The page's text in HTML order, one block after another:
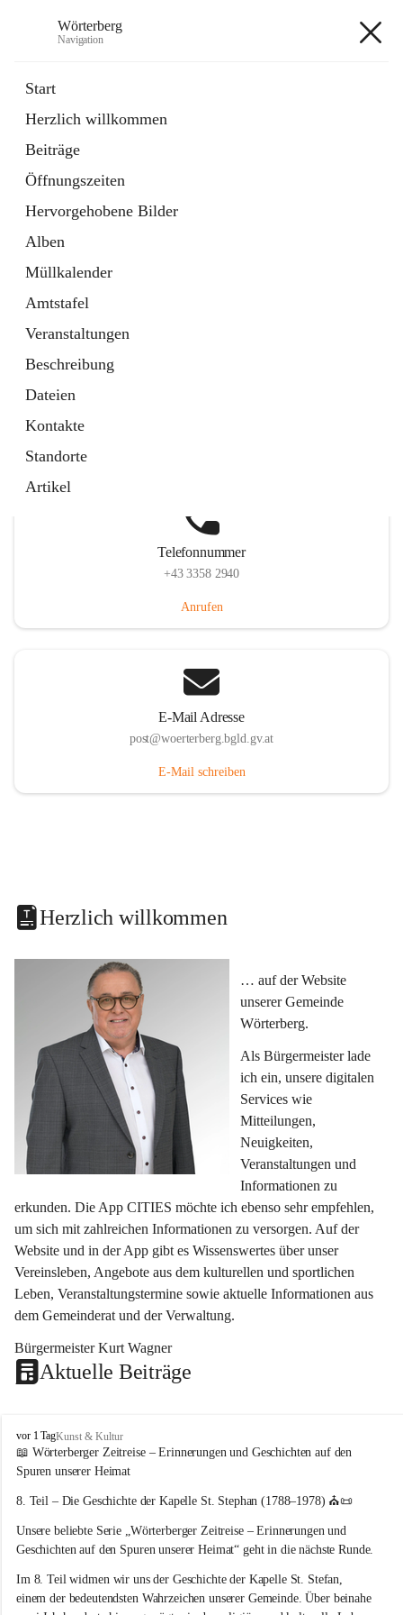
Wörterberg
Navigation
Start
Herzlich willkommen
Beiträge
Öffnungszeiten
Hervorgehobene Bilder
Alben
Müllkalender
Amtstafel
Veranstaltungen
Beschreibung
Dateien
Kontakte
Standorte
Artikel
5 Schnellzugriffe
Bürgerservice
9 Schnellzugriffe
Telefonnummer
+43 3358 2940
Anrufen
E-Mail Adresse
post@woerterberg.bgld.gv.at
E-Mail schreiben
Herzlich willkommen
… auf der Website
unserer Gemeinde
Wörterberg.
Als Bürgermeister lade
ich ein, unsere digitalen
Services wie
Mitteilungen,
Neuigkeiten,
Veranstaltungen und
Informationen zu
erkunden. Die App CITIES möchte ich ebenso sehr empfehlen,
um sich mit zahlreichen Informationen zu versorgen. Auf der
Website und in der App gibt es Wissenswertes über unser
Vereinsleben, Angebote aus dem kulturellen und sportlichen
Leben, Veranstaltungstermine sowie aktuelle Informationen aus
dem Gemeinderat und der Verwaltung.
Bürgermeister Kurt Wagner
Aktuelle Beiträge
W
ö
r
e
b
e
g
vor 1 TagKunst & Kultur
📖 Wörterberger Zeitreise – Erinnerungen und Geschichten auf den
Spuren unserer Heimat
8. Teil – Die Geschichte der Kapelle St. Stephan (1788–1978) ⛪📜
Unsere beliebte Serie „Wörterberger Zeitreise – Erinnerungen und
Geschichten auf den Spuren unserer Heimat“ geht in die nächste Runde.
Im 8. Teil widmen wir uns der Geschichte der Kapelle St. Stefan,
einem der bedeutendsten Wahrzeichen unserer Gemeinde. Über beinahe